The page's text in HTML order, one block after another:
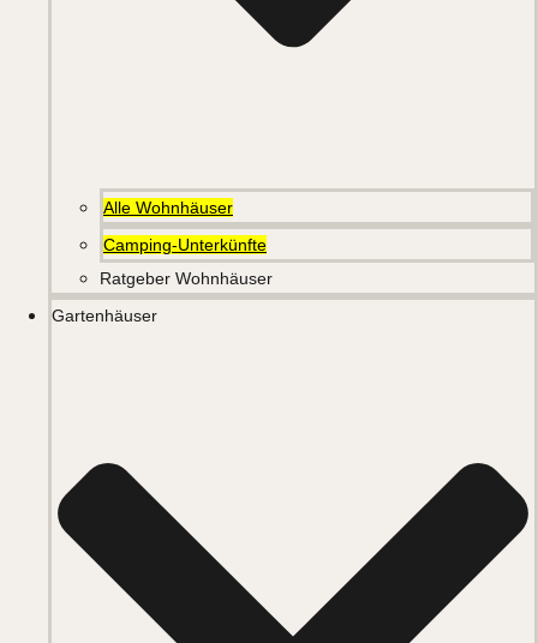
Alle Wohnhäuser
Camping-Unterkünfte
Ratgeber Wohnhäuser
Gartenhäuser